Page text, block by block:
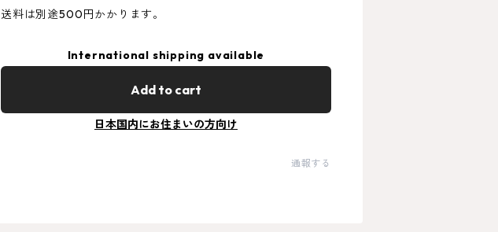
送料は別途500円かかります。
International shipping available
Add to cart
日本国内にお住まいの方向け
通報する